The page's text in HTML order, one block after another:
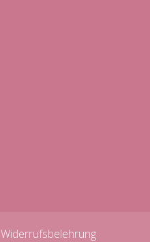
Widerrufsbelehrung